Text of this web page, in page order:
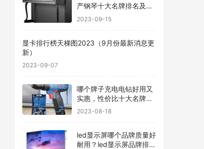
产钢琴十大名牌排名及价
格
2023-09-15
显卡排行榜天梯图2023（9月份最新消息更
新）
2023-09-07
哪个牌子充电电钻好用又
实惠，性价比十大名牌充
电电钻排名
2023-08-18
led显示屏哪个品牌质量好
耐用？led显示屏品牌排行